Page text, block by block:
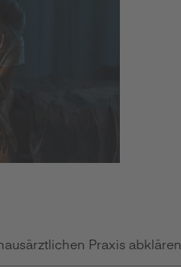
Praxis abklären